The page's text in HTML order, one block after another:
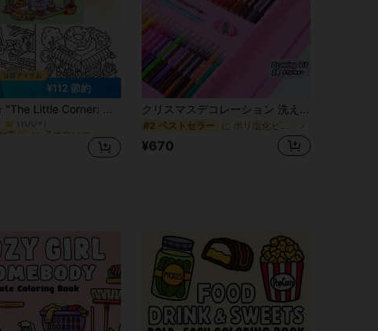
¥112 節約
、学生向けぬりえブック"、超かわいくて居心地の良いデザイン、リラックスできます(居心地の良い空間のぬりえ)。感情を解放し、不安を和らげます | 休日や特別な機会のプレゼントに最適、学校再開の必需品、学習用品
ラー
に 子供向けの塗り絵 塗り絵
(100+)
ラー
ラー
ー
に 子供向けの塗り絵 塗り絵
クリスマスデコレーション 洗えるカラーペンセット 42/68/86/150/208ピース ペイントブラシ ギフトボックス 画家 落書き モデル 学校用品 マルチシーンペイント
#2 ベストセラー
¥670